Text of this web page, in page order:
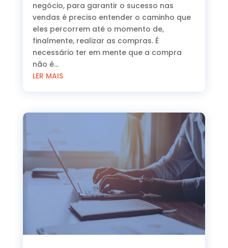
negócio, para garantir o sucesso nas
vendas é preciso entender o caminho que
eles percorrem até o momento de,
finalmente, realizar as compras. É
necessário ter em mente que a compra
não é...
LER MAIS